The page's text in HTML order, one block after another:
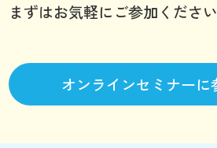
まずはお気軽にご参加ください
オンラインセミナーに